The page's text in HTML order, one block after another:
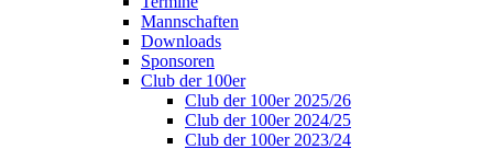
Mannschaften
Downloads
Sponsoren
Club der 100er
Club der 100er 2025/26
Club der 100er 2024/25
Club der 100er 2023/24